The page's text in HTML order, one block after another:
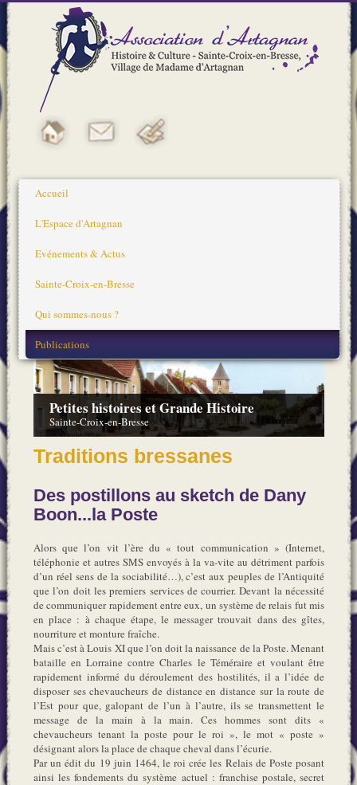
Accueil
L'Espace d'Artagnan
Evénements & Actus
Sainte-Croix-en-Bresse
Qui sommes-nous ?
Publications
Petites histoires et Grande Histoire
Sainte-Croix-en-Bresse
Traditions bressanes
Des postillons au sketch de Dany
Boon...la Poste
Alors que l’on vit l’ère du « tout communication » (Internet,
téléphonie et autres SMS envoyés à la va-vite au détriment parfois
d’un réel sens de la sociabilité…), c’est aux peuples de l’Antiquité
que l’on doit les premiers services de courrier. Devant la nécessité
de communiquer rapidement entre eux, un système de relais fut mis
en place : à chaque étape, le messager trouvait dans des gîtes,
nourriture et monture fraîche.
Mais c’est à Louis XI que l’on doit la naissance de la Poste. Menant
bataille en Lorraine contre Charles le Téméraire et voulant être
rapidement informé du déroulement des hostilités, il a l’idée de
disposer ses chevaucheurs de distance en distance sur la route de
l’Est pour que, galopant de l’un à l’autre, ils se transmettent le
message de la main à la main. Ces hommes sont dits «
chevaucheurs tenant la poste pour le roi », le mot « poste »
désignant alors la place de chaque cheval dans l’écurie.
Par un édit du 19 juin 1464, le roi crée les Relais de Poste posant
ainsi les fondements du système actuel : franchise postale, secret